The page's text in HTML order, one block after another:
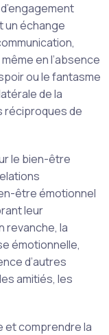
un échange
en l’absence
ou le fantasme
de la
réciproques de
le bien-être
être émotionnel
leur
revanche, la
émotionnelle,
d’autres
amitiés, les
et comprendre la